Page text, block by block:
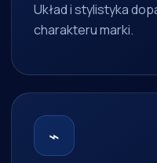
Układ i stylistyka
charakteru marki.
⌁